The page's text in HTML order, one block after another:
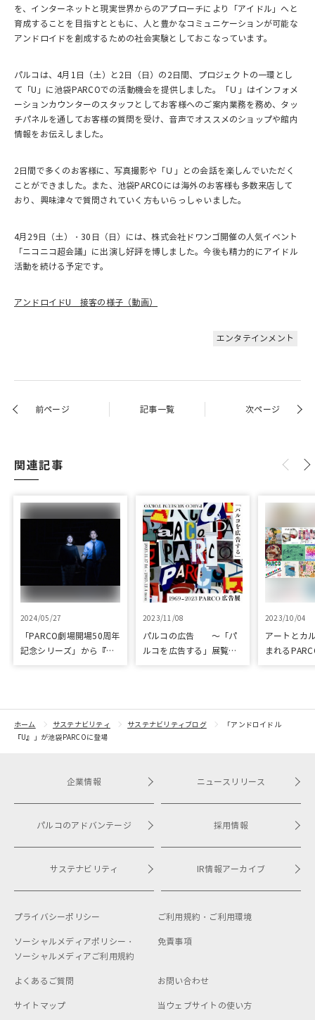
を、インターネットと現実世界からのアプローチにより「アイドル」へと
育成することを目指すとともに、人と豊かなコミュニケーションが可能な
アンドロイドを創成するための社会実験としておこなっています。
パルコは、4月1日（土）と2日（日）の2日間、プロジェクトの一環とし
て「U」に池袋PARCOでの活動機会を提供しました。「Ｕ」はインフォメ
ーションカウンターのスタッフとしてお客様へのご案内業務を務め、タッ
チパネルを通してお客様の質問を受け、音声でオススメのショップや館内
情報をお伝えしました。
2日間で多くのお客様に、写真撮影や「Ｕ」との会話を楽しんでいただく
ことができました。また、池袋PARCOには海外のお客様も多数来店して
おり、興味津々で質問されていく方もいらっしゃいました。
4月29日（土）・30日（日）には、株式会社ドワンゴ開催の人気イベント
「ニコニコ超会議」に出演し好評を博しました。今後も精力的にアイドル
活動を続ける予定です。
アンドロイドU 接客の様子（動画）
エンタテインメント
前ページ 記事一覧 次ページ
関連記事
2024/05/27
「PARCO劇場開場50周年
記念シリーズ」から『ラ
2023/11/08
パルコの広告 ～「パ
ルコを広告する」展覧会
2023/10/04
アートとカ
まれる
ホーム サステナビリティ サステナビリティブログ
「アンドロイドル
『U』」が池袋PARCOに登場
企業情報
パルコのアドバンテージ
サステナビリティ
ニュースリリース
採用情報
IR情報アーカイブ
プライバシーポリシー ご利用規約・ ご利用環境
ソーシャルメディアポリシー・
ソーシャルメディアご利用規約
免責事項
よくあるご質問 お問い合わせ
サイトマップ 当ウェブサイトの使い方